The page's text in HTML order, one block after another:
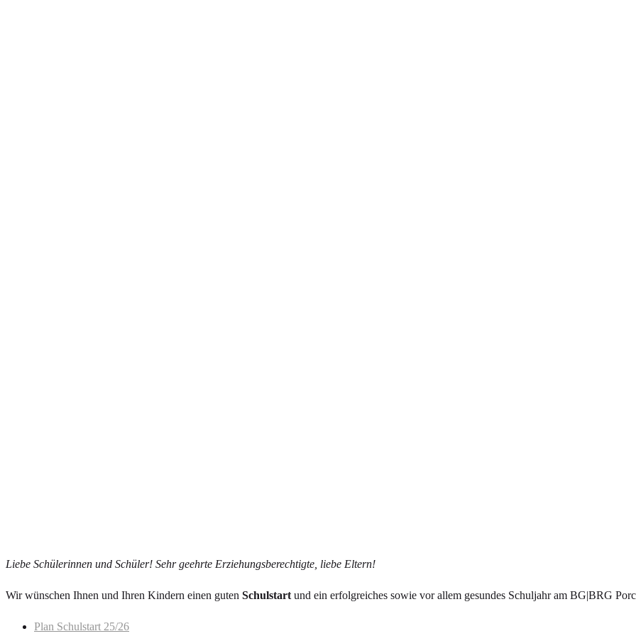
Liebe Schülerinnen und Schüler! Sehrgeehrte Erziehungsberechtigte, liebe Eltern!
Wir wünschen Ihnen und Ihren Kindern einen guten Schulstart und ein erfolgreiches sowie vor allem gesundes Schuljahr am BG|BRG
Plan Schulstart 25/26